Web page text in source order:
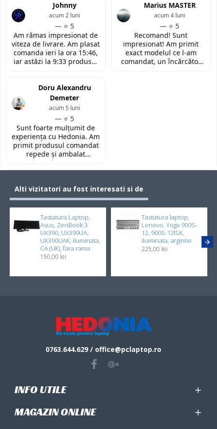
contactat in urma cererii
de retur si mi-au oferit
modelul potrivit de
tastatura pentru repararea
laptopului. Nu am ce
reprosa! Serviciu prompt si
de incredere!
fata locului, am fost placut
impresionata de
amabilitatea si priceperea
personalului. Multumesc
tare mult pentru ajutorul
oferit!
Johnny
— ⭐ 5
acum 2 luni
Am rămas impresionat de
viteza de livrare. Am plasat
comanda ieri la ora 15:46,
iar astăzi la 9:33 produsul
exact conform descrierii,
ambalată corespunzător și
la un preț foarte
toată încrederea!
Marius MASTER
— ⭐ 5
acum 4 luni
Recomand! Sunt
impresionat! Am primit
exact modelul ce l-am
comandat, un încărcător
Doru Alexandru
Demeter
— ⭐ 5
acum 5 luni
Sunt foarte mulțumit de
experiența cu Hedonia. Am
primit produsul comandat
repede și ambalat
fost foarte bun față de alte
Alti vizitatori au fost interesati si de
Tastatura Laptop,
Asus, ZenBook 3
UX390, UX390UA,
UX390UAK, iluminata,
CA (UK), fara rama
150,00 lei
Tastatura laptop,
Lenovo, Yoga 900S-
12, 900S-12ISK,
iluminata, argintie
225,00 lei
0763.644.629 / office@pclaptop.ro
INFO UTILE
MAGAZIN ONLINE